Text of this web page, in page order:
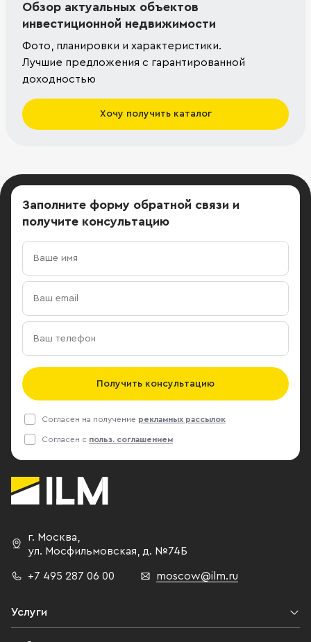
Обзор актуальных объектов
инвестиционной недвижимости
Фото, планировки и характеристики.
Лучшие предложения с гарантированной
доходностью
Хочу получить каталог
Заполните форму обратной связи и
получите консультацию
Получить консультацию
Согласен на получение рекламных рассылок
Согласен с польз. соглашением
г. Москва,
ул. Мосфильмовская, д. №74Б
+7 495 287 06 00 moscow@ilm.ru
Услуги